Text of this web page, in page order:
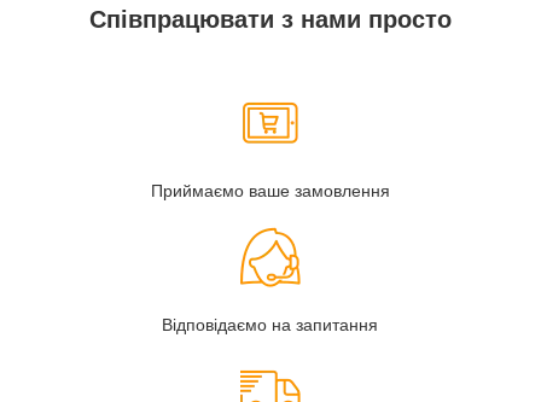
Співпрацювати з нами просто
Приймаємо ваше замовлення
Відповідаємо на запитання